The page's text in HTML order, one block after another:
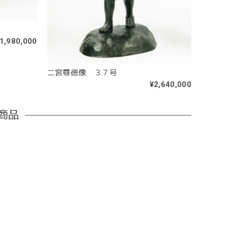
二宮尊徳像 ３７号
¥2,640,000
品